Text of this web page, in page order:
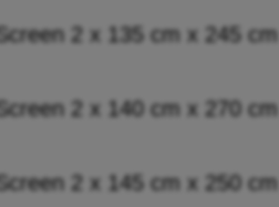
Screen 2 x 135 cm x 245 cm
Screen 2 x 140 cm x 270 cm
Screen 2 x 145 cm x 250 cm